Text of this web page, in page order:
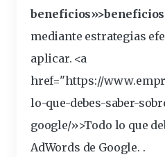
mediante estrategias
aplicar. <a
href="https://
lo-que-debes-saber-
google/»>Todo lo que
AdWords de Google. .